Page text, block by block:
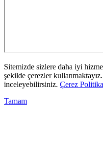
Sitemizde sizlere daha iyi
şekilde çerezler
inceleyebilirsiniz. Çerez
Tamam